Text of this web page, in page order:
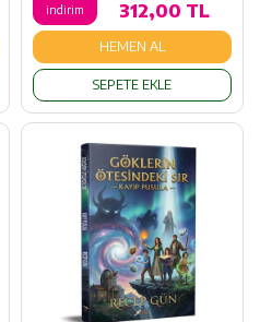
indirim 312,00 TL
HEMEN AL
SEPETE EKLE